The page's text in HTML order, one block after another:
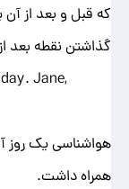
که قبل و بعد از آن
گذاشتن نقطه
Jane,
هواشناسی یک روز
همراه داشت.